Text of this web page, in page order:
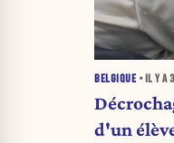
BELGIQUE • IL Y A
d'un